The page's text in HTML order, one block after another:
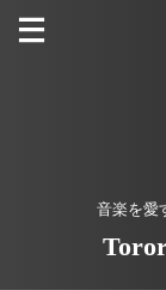
音楽を愛